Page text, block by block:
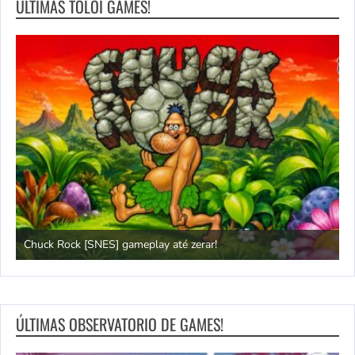
ÚLTIMAS TOLOI GAMES!
Chuck Rock [SNES] gameplay até zerar!
ÚLTIMAS OBSERVATORIO DE GAMES!